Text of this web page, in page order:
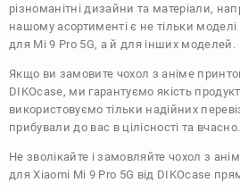
різноманітні дизайни та матеріали,
нашому асортименті є не тільки
для Mi 9 Pro 5G, а й для інших моделей.
Якщо ви замовите чохол з аніме
DIKOcase, ми гарантуємо якість
використовуємо тільки надійних
прибували до вас в цілісності та вчасно.
Не зволікайте і замовляйте чохол з
для Xiaomi Mi 9 Pro 5G від DIKOcase